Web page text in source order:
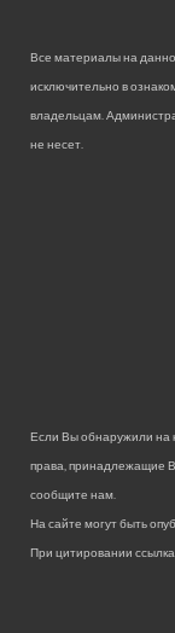
Все материалы на
исключительно в
владельцам.
не несет.
Если Вы обнаружили на
права, принадлежащие
сообщите нам.
На сайте могут быть
При цитировании ссылка